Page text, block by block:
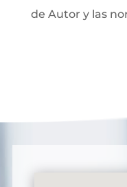
de Autor y las